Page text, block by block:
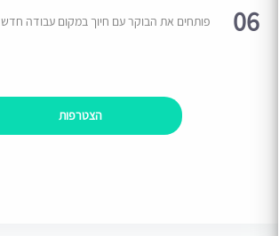
06 פותחים את הבוקר עם חיוך במקום עבודה חדש
הצטרפות